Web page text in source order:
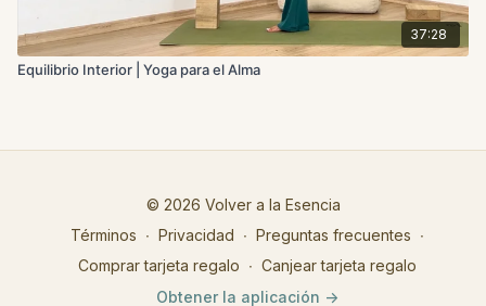
37:28
Equilibrio Interior | Yoga para el Alma
© 2026 Volver a la Esencia
Términos ∙ Privacidad ∙ Preguntas frecuentes ∙
Comprar tarjeta regalo ∙ Canjear tarjeta regalo
Obtener la aplicación ->